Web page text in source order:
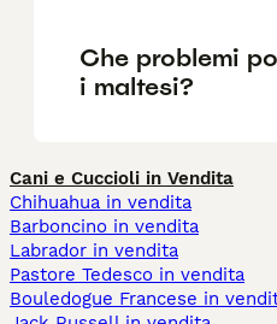
Che problemi
i maltesi?
Cani e Cuccioli in Vendita
Chihuahua in vendita
Barboncino in vendita
Labrador in vendita
Pastore Tedesco in vendita
Bouledogue Francese in